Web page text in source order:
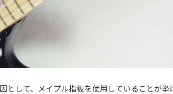
として、メイプル指板を使用していることが挙